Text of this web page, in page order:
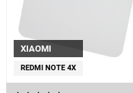
XIAOMI
REDMI NOTE 4X